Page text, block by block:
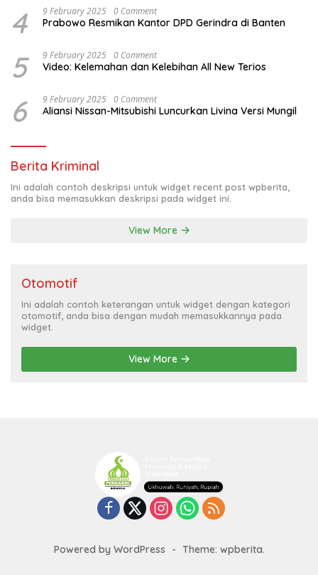
4 9 February 2025 0 Comment
Prabowo Resmikan Kantor DPD Gerindra di Banten
5 9 February 2025 0 Comment
Video: Kelemahan dan Kelebihan All New Terios
6 9 February 2025 0 Comment
Aliansi Nissan-Mitsubishi Luncurkan Livina Versi Mungil
Berita Kriminal
Ini adalah contoh deskripsi untuk widget recent post wpberita,
anda bisa memasukkan deskripsi pada widget ini.
View More
Otomotif
Ini adalah contoh keterangan untuk widget dengan kategori
otomotif, anda bisa dengan mudah memasukkannya pada
widget.
View More
Powered by WordPress - Theme: wpberita.